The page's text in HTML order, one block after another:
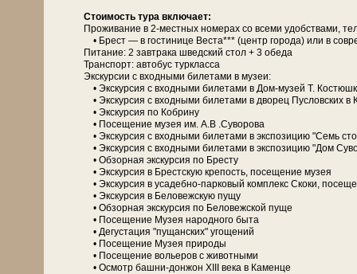
Сто­и­мость ту­ра вклю­ча­ет:
Про­жи­ва­ние в 2-местных но­ме­рах со все­ми удоб­ства­ми,
• Брест — в го­сти­ни­це Веста*** (центр го­ро­да) или в
Питание: 2 зав­тра­ка швед­ский стол + 3 обе­да
Транс­порт: ав­то­бус турк­лас­са
Экскурсии с вход­ны­ми би­ле­та­ми в му­зеи:
• Экс­кур­сия с вход­ны­ми би­ле­та­ми в Дом-музей Т.
• Экс­кур­сия с вход­ны­ми би­ле­та­ми в дво­рец Пуслов­ских в
• Экс­кур­сия по Кобрину
• По­се­ще­ние му­зея им. А.В .Су­во­ро­ва
• Экс­кур­сия с вход­ны­ми би­ле­та­ми в экс­по­зи­цию "Семь
• Экс­кур­сия с вход­ны­ми би­ле­та­ми в экс­по­зи­цию "Дом
• Об­зор­ная экскурсия по Бре­сту
• Экс­кур­сия в Брестскую кре­пость, посещение му­зея
• Экс­кур­сия в усадебно-парковый ком­плекс Скоки,
• Экс­кур­сия в Бе­ло­веж­скую пу­щу
• Об­зор­ная экскурсия по Бе­ло­веж­ской пуще
• По­се­ще­ние Музея на­род­но­го бы­та
• Де­гу­ста­ция "пущанских" угощений
• По­се­ще­ние Музея при­ро­ды
• По­се­ще­ние во­лье­ров с жи­вот­ны­ми
• Осмотр башни-донжон ХІІІ ве­ка в Каменце